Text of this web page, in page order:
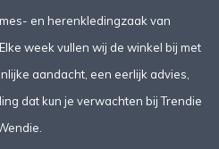
en herenkledingzaak van
week vullen wij de winkel bij met
aandacht, een eerlijk advies,
dat kun je verwachten bij Trendie